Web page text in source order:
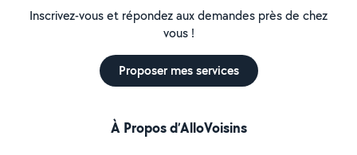
Inscrivez-vous et répondez aux demandes près de chez
vous !
Proposer mes services
À Propos d’AlloVoisins